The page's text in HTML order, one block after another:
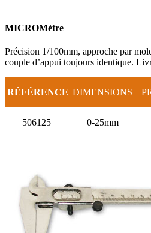
MICROMètre
Précision 1/100mm, approche par
couple d’appui toujours identique.
RÉFÉRENCE DIMENSIONS
506125 0-25mm